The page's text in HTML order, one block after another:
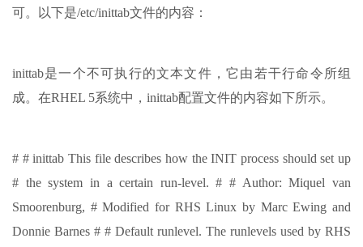
可。以下是/etc/inittab文件的内容：
inittab是一个不可执行的文本文件，它由若干行命令所组
成。在RHEL 5系统中，inittab配置文件的内容如下所示。
# # inittab This file describes how the INIT process should set up
# the system in a certain run-level. # # Author: Miquel van
Smoorenburg, # Modified for RHS Linux by Marc Ewing and
Donnie Barnes # # Default runlevel. The runlevels used by RHS